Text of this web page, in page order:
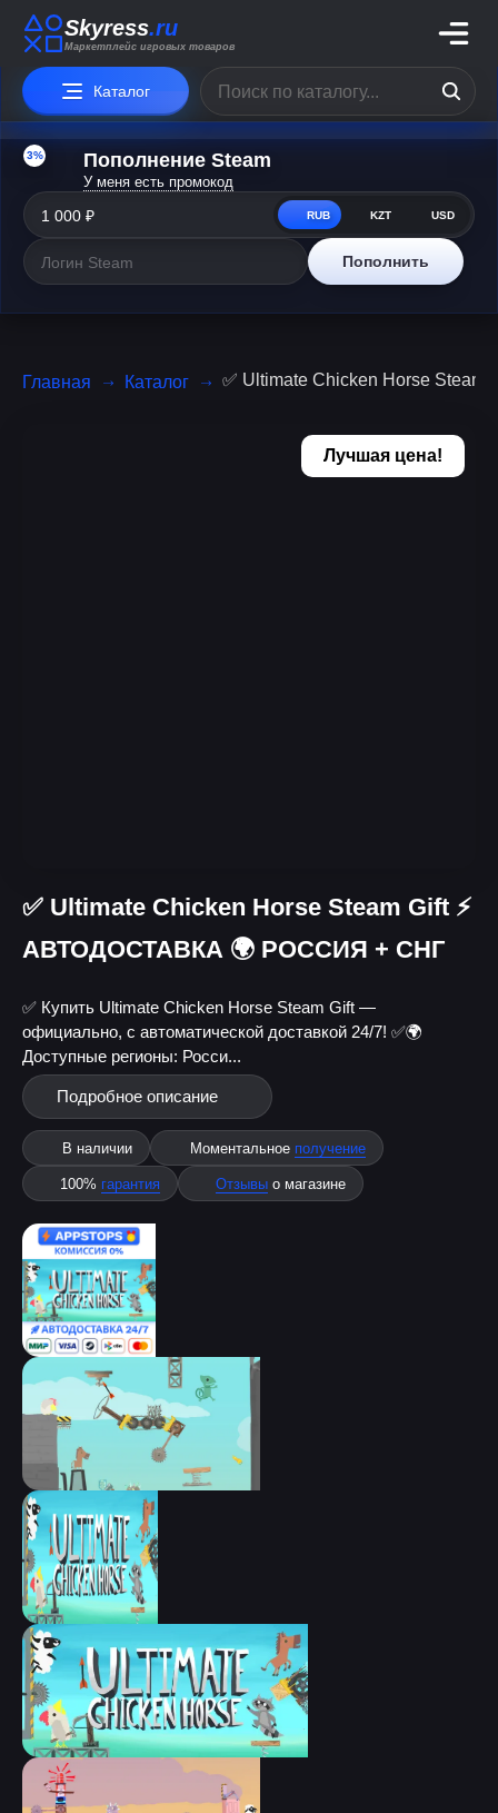
Skyress.ru
Маркетплейс игровых товаров
Каталог
3% Пополнение Steam
У меня есть промокод
RUB KZT USD
Пополнить
Главная Каталог ✅ Ultimate Chicken Horse
Лучшая цена!
✅ Ultimate Chicken Horse Steam Gift ⚡
АВТОДОСТАВКА 🌍 РОССИЯ + СНГ
✅ Купить Ultimate Chicken Horse Steam Gift —
официально, с автоматической доставкой 24/7! ✅🌍
Доступные регионы: Росси...
Подробное описание
В наличии Моментальное получение
100% гарантия Отзывы о магазине